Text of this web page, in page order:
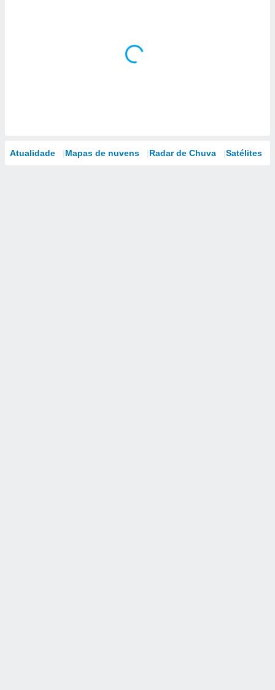
Atualidade Mapas de nuvens Radar de Chuva Satélites